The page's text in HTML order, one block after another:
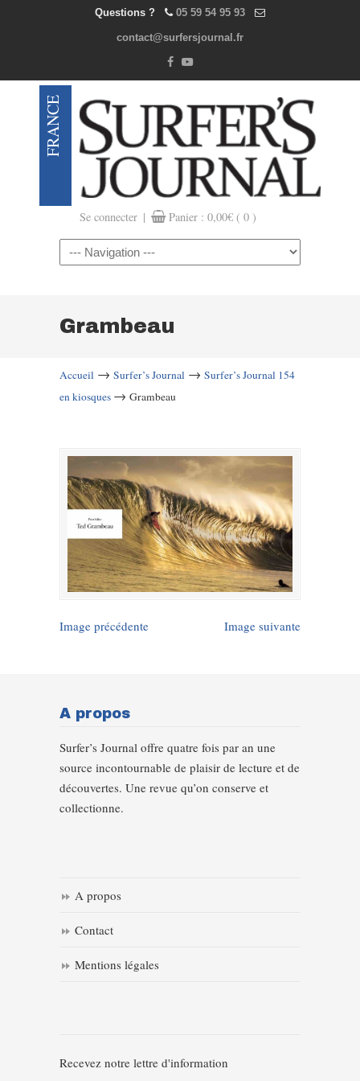
Questions ? 05 59 54 95 93
contact@surfersjournal.fr
Se connecter | Panier : 0,00€ ( 0 )
Navigation
Grambeau
Accueil → Surfer’s Journal → Surfer’s Journal 154
en kiosques → Grambeau
Image précédente Image suivante
A propos
Surfer’s Journal offre quatre fois par an une
source incontournable de plaisir de lecture et de
découvertes. Une revue qu’on conserve et
collectionne.
A propos
Contact
Mentions légales
Recevez notre lettre d'information